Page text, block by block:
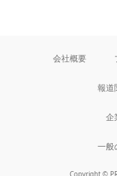
会社概要
報道
企
一般